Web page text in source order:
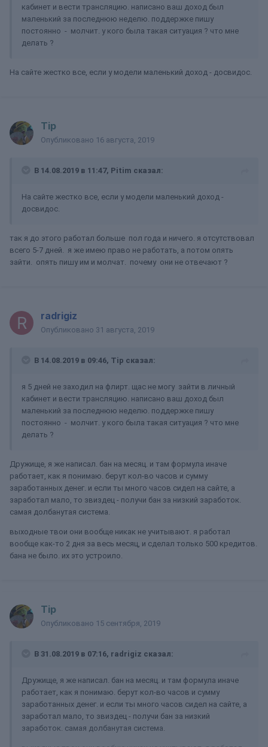
кабинет и вести трансляцию. написано ваш доход был
маленький за последнюю неделю. поддержке пишу
постоянно - молчит. у кого была такая ситуация ? что мне
делать ?
На сайте жестко все, если у модели маленький доход - досвидос.
Tip
Опубликовано 16 августа, 2019
В 14.08.2019 в 11:47, Pitim сказал:
На сайте жестко все, если у модели маленький доход -
досвидос.
так я до этого работал больше пол года и ничего. я отсутствовал
всего 5-7 дней. я же имею право не работать, а потом опять
зайти. опять пишу им и молчат. почему они не отвечают ?
radrigiz
Опубликовано 31 августа, 2019
В 14.08.2019 в 09:46, Tip сказал:
я 5 дней не заходил на флирт. щас не могу зайти в личный
кабинет и вести трансляцию. написано ваш доход был
маленький за последнюю неделю. поддержке пишу
постоянно - молчит. у кого была такая ситуация ? что мне
делать ?
Дружище, я же написал. бан на месяц. и там формула иначе
работает, как я понимаю. берут кол-во часов и сумму
заработанных денег. и если ты много часов сидел на сайте, а
заработал мало, то звиздец - получи бан за низкий заработок.
самая долбанутая система.
выходные твои они вообще никак не учитывают. я работал
вообще как-то 2 дня за весь месяц, и сделал только 500 кредитов.
бана не было. их это устроило.
Tip
Опубликовано 15 сентября, 2019
В 31.08.2019 в 07:16, radrigiz сказал:
Дружище, я же написал. бан на месяц. и там формула иначе
работает, как я понимаю. берут кол-во часов и сумму
заработанных денег. и если ты много часов сидел на сайте, а
заработал мало, то звиздец - получи бан за низкий
заработок. самая долбанутая система.